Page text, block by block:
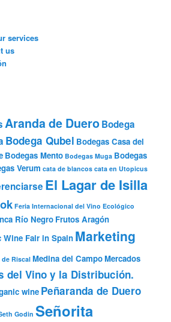
services
us
Aranda de DueroBodega
Bodega Qubel Bodegas Casa del
Bodegas Mento Bodegas Muga Bodegas
Verum cata de blancos cata en Utopicus
El Lagar de Isilla
Feria Internacional del Vino Ecológico
Río Negro Frutos Aragón
Wine Fair in Spain Marketing
de Riscal Medina del CampoMercados
del Vino y la Distribución.
wine Peñaranda de Duero
Godin Señorita